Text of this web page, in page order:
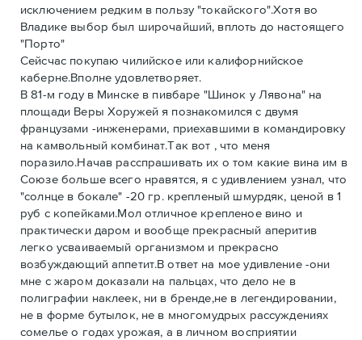
исключением редким в пользу "токайского".Хотя во
Владике выбор был широчайший, вплоть до настоящего
"Порто"
Сейсчас покупаю чилийское или калифорнийское
каберне.Вполне удовлетворяет.
В 81-м году в Минске в пивбаре "Шинок у Лявона" на
площади Веры Хоружей я познакомился с двумя
французами -инженерами, приехавшими в командировку
на камвольный комбинат.Так вот , что меня
поразило.Начав расспрашивать их о том какие вина им в
Союзе больше всего нравятся, я с удивлением узнал, что
"солнце в бокале" -20 гр. крепленый шмурдяк, ценой в 1
руб с копейками.Мол отличное крепленое вино и
практически даром и вообще прекрасный аперитив
легко усваиваемый организмом и прекрасно
возбуждающий аппетит.В ответ на мое удивление -они
мне с жаром доказали на пальцах, что дело не в
полиграфии наклеек, ни в бренде,не в легендировании,
не в форме бутылок, не в многомудрых рассуждениях
сомелье о годах урожая, а в личном восприятии